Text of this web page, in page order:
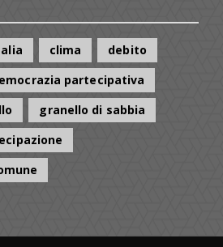
clima
debito
partecipativa
granello di sabbia